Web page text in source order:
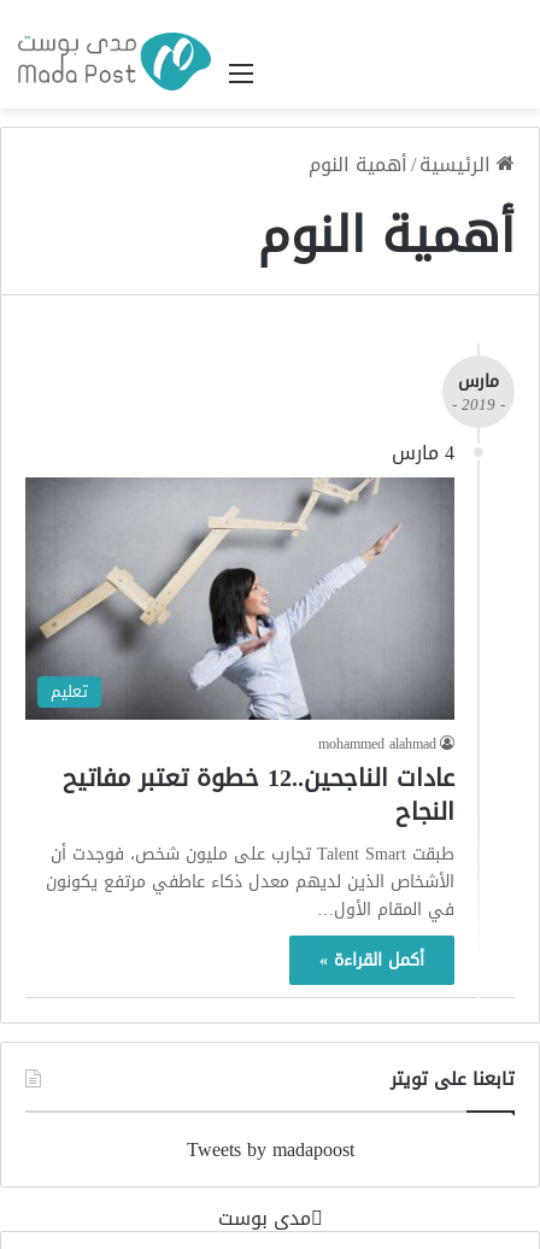
القائمة
الرئيسية/أهمية النوم
أهمية النوم
مارس
- 2019 -
4 مارس
تعليم
mohammed alahmad
عادات الناجحين..12 خطوة تعتبر مفاتيح
النجاح
طبقت Talent Smart تجارب على مليون شخص، فوجدت أن
الأشخاص الذين لديهم معدل ذكاء عاطفي مرتفع يكونون
في المقام الأول…
أكمل القراءة »
تابعنا على تويتر
Tweets by madapoost
‏مدى بوست‏